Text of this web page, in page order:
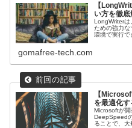
【
い方を徹底
LongWriterは
ための強力な
環境で実行で
生成の実行
gomafree-tech.com
【
を最適化
Microsoftが開
DeepSpeed
ることで、大